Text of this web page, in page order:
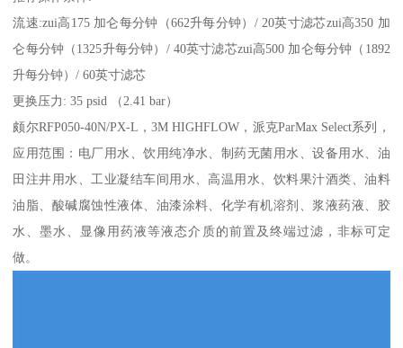
流速:zui高175 加仑每分钟（662升每分钟）/ 20英寸滤芯zui高350 加
仑每分钟（1325升每分钟）/ 40英寸滤芯zui高500 加仑每分钟（1892
升每分钟）/ 60英寸滤芯
更换压力: 35 psid （2.41 bar）
颇尔RFP050-40N/PX-L，3M HIGHFLOW，派克ParMax Select系列，
应用范围：电厂用水、饮用纯净水、制药无菌用水、设备用水、油
田注井用水、工业凝结车间用水、高温用水、饮料果汁酒类、油料
油脂、酸碱腐蚀性液体、油漆涂料、化学有机溶剂、浆液药液、胶
水、墨水、显像用药液等液态介质的前置及终端过滤，非标可定
做。